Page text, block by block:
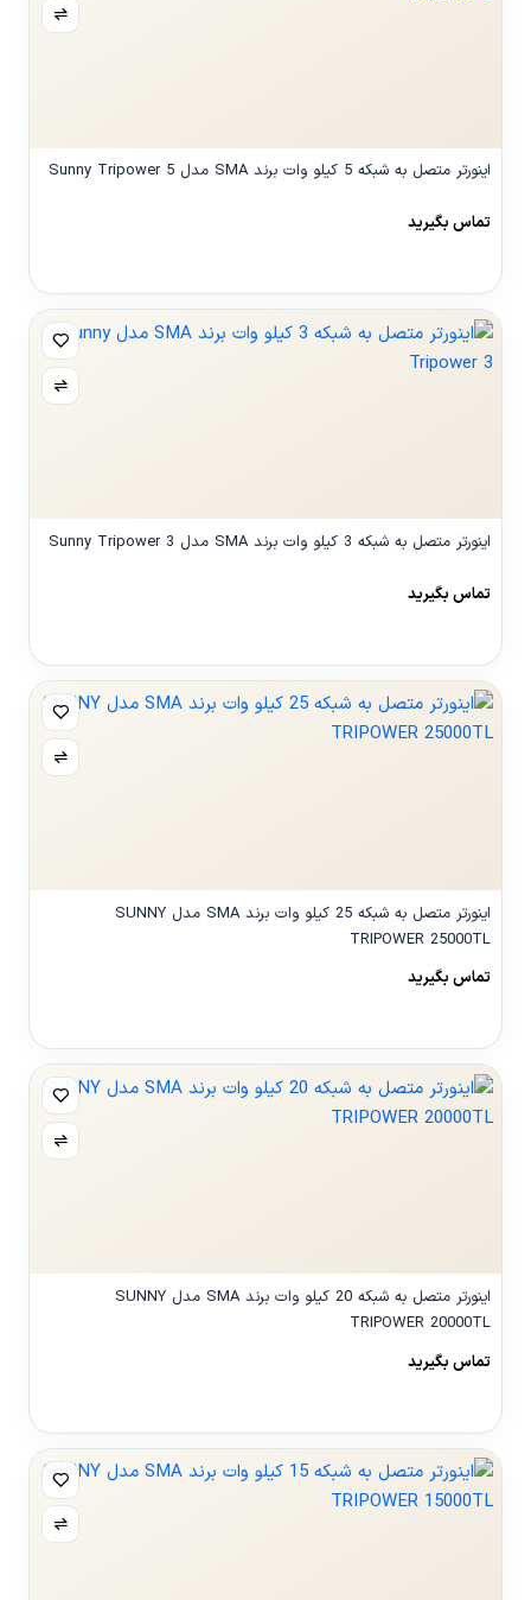
اینورتر متصل به شبکه 5 کیلو وات برند SMA مدل Sunny Tripower 5
تماس بگیرید
اینورتر متصل به شبکه 3 کیلو وات برند SMA مدل Sunny Tripower 3
تماس بگیرید
اینورتر متصل به شبکه 25 کیلو وات برند SMA مدل SUNNY
TRIPOWER 25000TL
تماس بگیرید
اینورتر متصل به شبکه 20 کیلو وات برند SMA مدل SUNNY
TRIPOWER 20000TL
تماس بگیرید